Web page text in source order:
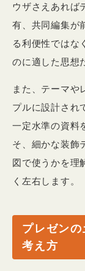
ウザさえあれば
有、共同編集が
る利便性ではな
のに適した思想
また、テーマや
プルに設計され
一定水準の資料
そ、細かな装飾
図で使うかを理
く左右します。
プレゼン
考え方